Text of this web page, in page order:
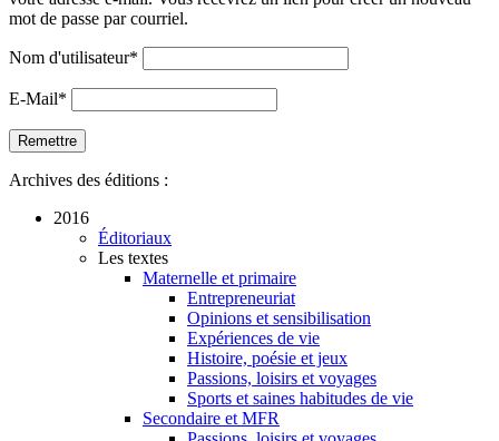
mot de passe par courriel.
Nom d'utilisateur*
E-Mail*
Archives des éditions :
2016
Éditoriaux
Les textes
Maternelle et primaire
Entrepreneuriat
Opinions et sensibilisation
Expériences de vie
Histoire, poésie et jeux
Passions, loisirs et voyages
Sports et saines habitudes de vie
Secondaire et MFR